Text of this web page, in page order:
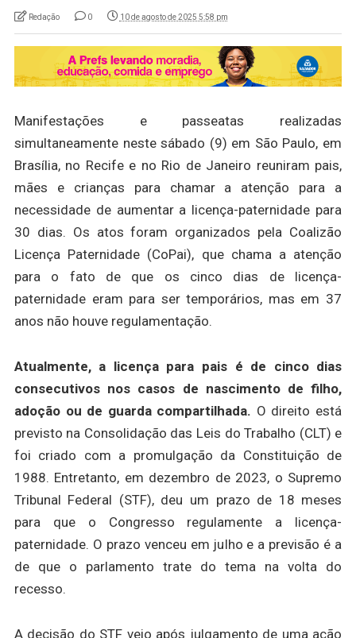
Redação 0 10 de agosto de 2025 5:58 pm
Manifestações e passeatas realizadas
simultaneamente neste sábado (9) em São Paulo, em
Brasília, no Recife e no Rio de Janeiro reuniram pais,
mães e crianças para chamar a atenção para a
necessidade de aumentar a licença-paternidade para
30 dias. Os atos foram organizados pela Coalizão
Licença Paternidade (CoPai), que chama a atenção
para o fato de que os cinco dias de licença-
paternidade eram para ser temporários, mas em 37
anos não houve regulamentação.
Atualmente, a licença para pais é de cinco dias
consecutivos nos casos de nascimento de filho,
adoção ou de guarda compartilhada. O direito está
previsto na Consolidação das Leis do Trabalho (CLT) e
foi criado com a promulgação da Constituição de
1988. Entretanto, em dezembro de 2023, o Supremo
Tribunal Federal (STF), deu um prazo de 18 meses
para que o Congresso regulamente a licença-
paternidade. O prazo venceu em julho e a previsão é a
de que o parlamento trate do tema na volta do
recesso.
A decisão do STF veio após julgamento de uma ação